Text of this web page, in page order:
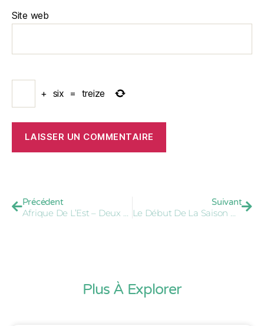
Site web
+ six = treize
Précédent Suivant
Plus À Explorer